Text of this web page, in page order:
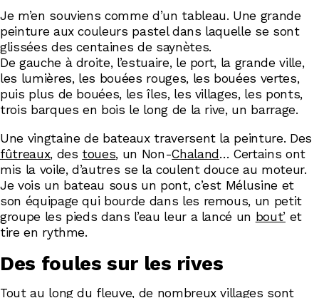
Je m’en souviens comme d’un tableau. Une grande
peinture aux couleurs pastel dans laquelle se sont
glissées des centaines de saynètes.
De gauche à droite, l’estuaire, le port, la grande ville,
les lumières, les bouées rouges, les bouées vertes,
puis plus de bouées, les îles, les villages, les ponts,
trois barques en bois le long de la rive, un barrage.
Une vingtaine de bateaux traversent la peinture. Des
fûtreaux, des toues, un Non-Chaland… Certains ont
mis la voile, d’autres se la coulent douce au moteur.
Je vois un bateau sous un pont, c’est Mélusine et
son équipage qui bourde dans les remous, un petit
groupe les pieds dans l’eau leur a lancé un bout’et
tire en rythme.
Des foules sur les rives
Tout au long du fleuve, de nombreux villages sont